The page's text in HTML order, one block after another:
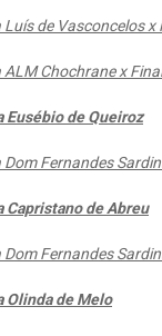
Luís de Vasconcelos
ALM Chochrane x
Eusébio de Queiroz
Dom Fernandes
Capristano de Abreu
Dom Fernandes
Olinda de Melo